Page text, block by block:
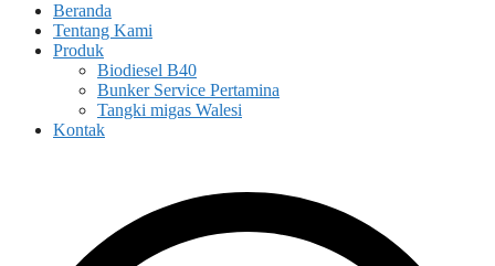
Beranda
Tentang Kami
Produk
Biodiesel B40
Bunker Service Pertamina
Tangki migas Walesi
Kontak